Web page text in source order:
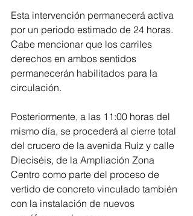
Esta intervención permanecerá activa
por un periodo estimado de 24 horas.
Cabe mencionar que los carriles
derechos en ambos sentidos
permanecerán habilitados para la
circulación.
Posteriormente, a las 11:00 horas del
mismo día, se procederá al cierre total
del crucero de la avenida Ruíz y calle
Dieciséis, de la Ampliación Zona
Centro como parte del proceso de
vertido de concreto vinculado también
con la instalación de nuevos